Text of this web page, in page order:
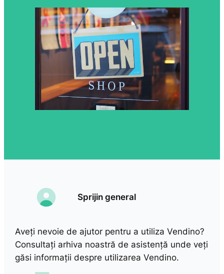
Sprijin general
Aveți nevoie de ajutor pentru a utiliza Vendino?
Consultați arhiva noastră de asistență unde veți
găsi informații despre utilizarea Vendino.